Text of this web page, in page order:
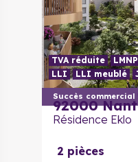
Succès commercial
TVA réduite LMNP
LLI
LLI meublé
92000
Résidence Eklo
2 pièces